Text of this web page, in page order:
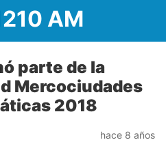
AM
parte de la
Mercociudades
2018
hace 8 años